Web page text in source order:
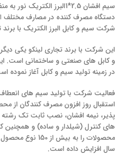
سیم افشان 2.5*1البرز
دستگاه مصرف کننده در مصارف
شرکت سیم و کابل البرز الکتریک با
این شرکت با برند تجاری لینکو یکی
در زمینه تولید سیم و کابل آغاز نموده
فعالیت شرکت با تولید سیم های
استقبال روز افزون مصرف کنندگان از
پذیر، نیمه افشان، نصب ثابت تک رشته
های کنترل (شیلدار و ساده) و همچنین
سال افزایش داده است.